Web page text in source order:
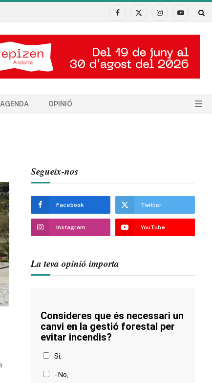
Facebook
X
InstagramYouTube
AGENDA OPINIÓ
Segueix-nos
Facebook Twitter
Instagram YouTube
La teva opinió importa
Consideres que és necessari un
canvi en la gestió forestal per
evitar incendis?
Sí,
- No,